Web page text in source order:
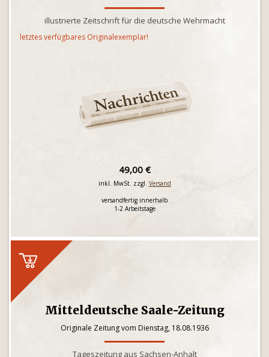
illustrierte Zeitschrift für die deutsche Wehrmacht
letztes verfügbares Originalexemplar!
49,00 €
inkl. MwSt. zzgl. Versand
versandfertig innerhalb
1-2 Arbeitstage
Mitteldeutsche Saale-Zeitung
Originale Zeitung vom Dienstag, 18.08.1936
Tageszeitung aus Sachsen-Anhalt